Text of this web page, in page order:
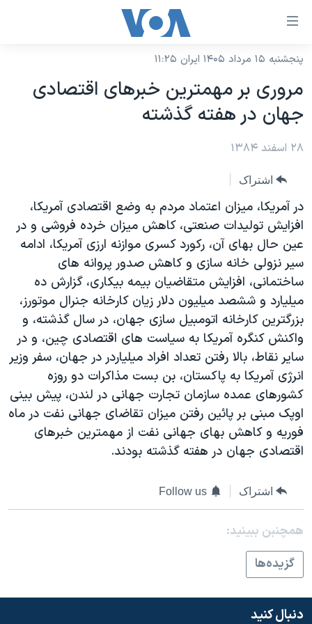
لینکهای
دسترسی
جهش
محتوای
اصلی
صفحه
اصلی
جهش
به
جستجو
نسخه سبک وب‌سایت
موضوع ها
ایران
آمریکا
جهان
ورزشی
گزیده‌ها
ویژه برنامه‌ها
ویدیوها
فرهنگ و زندگی
حقوق شهروندی
اقتصادی
علم و فناوری
اسرائیل در جنگ
گالری عکس
برنامه های تلویزیونی
جدول برنامه ها
صفحه‌های ویژه
جام جهانی ۲۰۲۶
عملیات خشم حماسی
۲۵۰سالگی آمریکا
بایگانی برنامه‌های تلویزیونی
مستندها
انتخابات ریاست جمهوری آمریکا ۲۰۲۴
حمله جمهوری اسلامی به اسرائیل
رمز مهسا
ورزش زنان در ایران
اعتراضات زن، زندگی، آزادی
تریبونال مردمی آبان ۹۸
دادگاه حمید نوری
چهل سال گروگان‌گیری
قانون شفافیت دارائی کادر رهبری ایران
اعتراضات مردمی آبان ۹۸
فرکانس‌های صدای آمریکا
پخش رادیویی
یادگیری زبان انگلیسی
دنبال کنید
زبانهای مختلف
پنجشنبه ۱۵ مرداد ۱۴۰۵ ایران ۱۱:۲۵
مروری بر مهمترين خبرهای اقتصادی
جهان در هفته گذشته
۲۸ اسفند ۱۳۸۴
اشتراک
در آمريکا، ميزان اعتماد مردم به وضع اقتصادی آمريکا،
افزايش توليدات صنعتی، کاهش ميزان خرده فروشی و در
عين حال بهای آن، رکورد کسری موازنه ارزی آمريکا، ادامه
سير نزولی خانه سازی و کاهش صدور پروانه های
ساختمانی، افزايش متقاضيان بيمه بيکاری، گزارش ده
ميليارد و ششصد ميليون دلار زيان کارخانه جنرال موتورز،
بزرگترين کارخانه اتومبيل سازی جهان، در سال گذشته، و
واکنش کنگره آمريکا به سياست های اقتصادی چين، و در
ساير نقاط، بالا رفتن تعداد افراد ميلياردر در جهان، سفر وزير
انرژی آمريکا به پاکستان، بن بست مذاکرات دو روزه
کشورهای عمده سازمان تجارت جهانی در لندن، پيش بينی
اوپک مبنی بر پائين رفتن ميزان تقاضای جهانی نفت در ماه
فوريه و کاهش بهای جهانی نفت از مهمترين خبرهای
اقتصادی جهان در هفته گذشته بودند.
اشتراک Follow us
همچنبن ببینید:
گزيده‌ها
دنبال کنید